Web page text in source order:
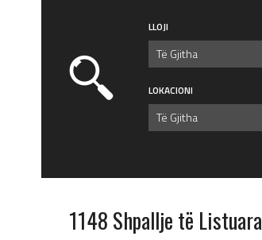
LLOJI
Të Gjitha
LOKACIONI
Të Gjitha
1148 Shpallje të Listuara